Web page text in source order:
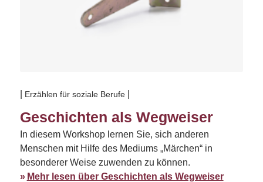
Geschichten als Wegweiser
Erzählen für soziale Berufe
In diesem Workshop lernen Sie, sich anderen
Menschen mit Hilfe des Mediums „Märchen“ in
besonderer Weise zuwenden zu können.
Mehr lesen über Geschichten als Wegweiser